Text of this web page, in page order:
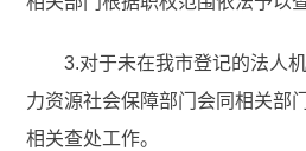
3.对于未在我市登记的法人
力资源社会保障部门会同相关部
相关查处工作。